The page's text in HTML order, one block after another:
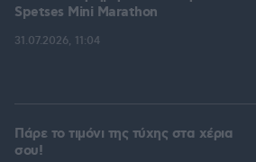
Spetses Mini Marathon
31.07.2026, 11:04
Πάρε το τιμόνι της τύχης στα χέρια
σου!